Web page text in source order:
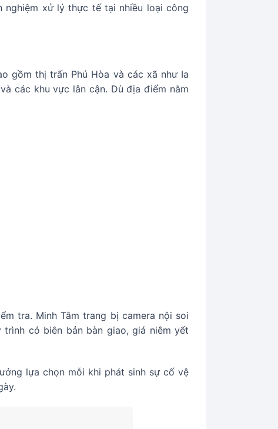
xử lý thực tế tại nhiều loại công
gồm thị trấn Phú Hòa và các xã như Ia
các khu vực lân cận. Dù địa điểm nằm
tra. Minh Tâm trang bị camera nội soi
có biên bản bàn giao, giá niêm yết
lựa chọn mỗi khi phát sinh sự cố vệ